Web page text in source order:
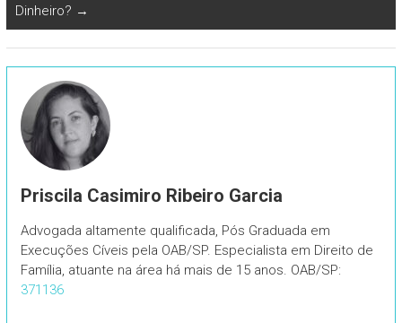
Dinheiro? →
Priscila Casimiro Ribeiro Garcia
Advogada altamente qualificada, Pós Graduada em
Execuções Cíveis pela OAB/SP. Especialista em Direito de
Família, atuante na área há mais de 15 anos. OAB/SP:
371136